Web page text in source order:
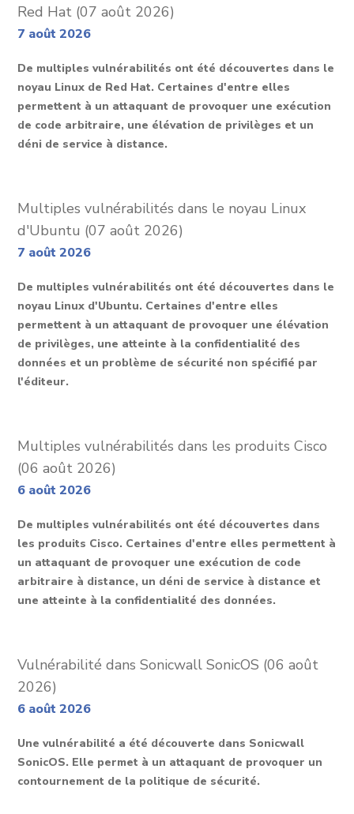
Red Hat (07 août 2026)
7 août 2026
De multiples vulnérabilités ont été découvertes dans le
noyau Linux de Red Hat. Certaines d'entre elles
permettent à un attaquant de provoquer une exécution
de code arbitraire, une élévation de privilèges et un
déni de service à distance.
Multiples vulnérabilités dans le noyau Linux
d'Ubuntu (07 août 2026)
7 août 2026
De multiples vulnérabilités ont été découvertes dans le
noyau Linux d'Ubuntu. Certaines d'entre elles
permettent à un attaquant de provoquer une élévation
de privilèges, une atteinte à la confidentialité des
données et un problème de sécurité non spécifié par
l'éditeur.
Multiples vulnérabilités dans les produits Cisco
(06 août 2026)
6 août 2026
De multiples vulnérabilités ont été découvertes dans
les produits Cisco. Certaines d'entre elles permettent à
un attaquant de provoquer une exécution de code
arbitraire à distance, un déni de service à distance et
une atteinte à la confidentialité des données.
Vulnérabilité dans Sonicwall SonicOS (06 août
2026)
6 août 2026
Une vulnérabilité a été découverte dans Sonicwall
SonicOS. Elle permet à un attaquant de provoquer un
contournement de la politique de sécurité.